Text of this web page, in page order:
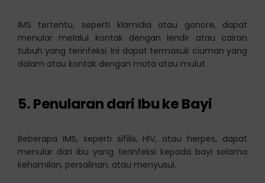
IMS tertentu, seperti klamidia atau gonore, dapat
menular melalui kontak dengan lendir atau cairan
tubuh yang terinfeksi. Ini dapat termasuk ciuman yang
dalam atau kontak dengan mata atau mulut.
5.Penularan dari Ibu ke Bayi
Beberapa IMS, seperti sifilis, HIV, atau herpes, dapat
menular dari ibu yang terinfeksi kepada bayi selama
kehamilan, persalinan, atau menyusui.